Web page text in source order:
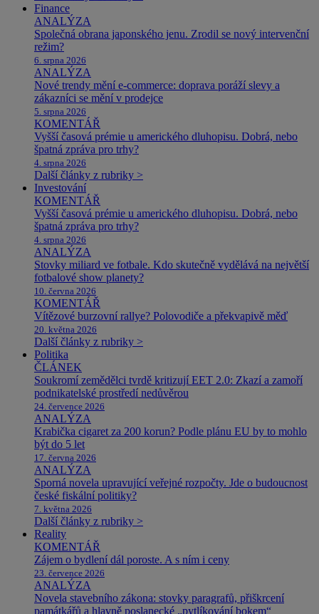
Finance
ANALÝZA
Společná obrana japonského jenu. Zrodil se nový intervenční
režim?
6. srpna 2026
ANALÝZA
Nové trendy mění e-commerce: doprava poráží slevy a
zákazníci se mění v prodejce
5. srpna 2026
KOMENTÁŘ
Vyšší časová prémie u amerického dluhopisu. Dobrá, nebo
špatná zpráva pro trhy?
4. srpna 2026
Další články z rubriky >
Investování
KOMENTÁŘ
Vyšší časová prémie u amerického dluhopisu. Dobrá, nebo
špatná zpráva pro trhy?
4. srpna 2026
ANALÝZA
Stovky miliard ve fotbale. Kdo skutečně vydělává na největší
fotbalové show planety?
10. června 2026
KOMENTÁŘ
Vítězové burzovní rallye? Polovodiče a překvapivě měď
20. května 2026
Další články z rubriky >
Politika
ČLÁNEK
Soukromí zemědělci tvrdě kritizují EET 2.0: Zkazí a zamoří
podnikatelské prostředí nedůvěrou
24. července 2026
ANALÝZA
Krabička cigaret za 200 korun? Podle plánu EU by to mohlo
být do 5 let
17. června 2026
ANALÝZA
Sporná novela upravující veřejné rozpočty. Jde o budoucnost
české fiskální politiky?
7. května 2026
Další články z rubriky >
Reality
KOMENTÁŘ
Zájem o bydlení dál poroste. A s ním i ceny
23. července 2026
ANALÝZA
Novela stavebního zákona: stovky paragrafů, přiškrcení
památkářů a hlavně poslanecké „pytlíkování bokem“